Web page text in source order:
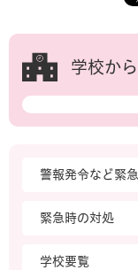
学校か
警報発令など緊
緊急時の対処
学校要覧